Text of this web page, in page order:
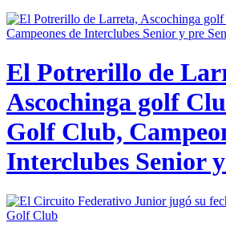
El Potrerillo de
Ascochinga golf
Golf Club,
Interclubes Senior